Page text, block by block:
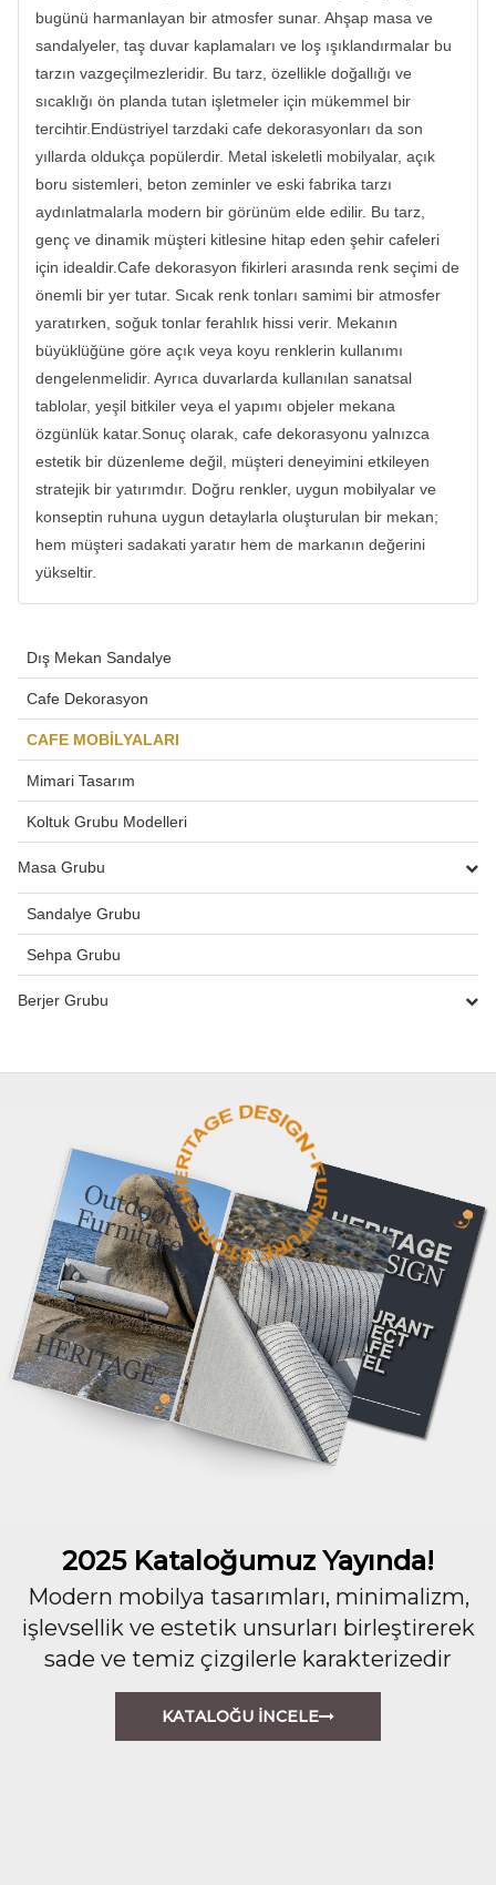
bugünü harmanlayan bir atmosfer sunar. Ahşap masa ve
sandalyeler, taş duvar kaplamaları ve loş ışıklandırmalar bu
tarzın vazgeçilmezleridir. Bu tarz, özellikle doğallığı ve
sıcaklığı ön planda tutan işletmeler için mükemmel bir
tercihtir.Endüstriyel tarzdaki cafe dekorasyonları da son
yıllarda oldukça popülerdir. Metal iskeletli mobilyalar, açık
boru sistemleri, beton zeminler ve eski fabrika tarzı
aydınlatmalarla modern bir görünüm elde edilir. Bu tarz,
genç ve dinamik müşteri kitlesine hitap eden şehir cafeleri
için idealdir.Cafe dekorasyon fikirleri arasında renk seçimi de
önemli bir yer tutar. Sıcak renk tonları samimi bir atmosfer
yaratırken, soğuk tonlar ferahlık hissi verir. Mekanın
büyüklüğüne göre açık veya koyu renklerin kullanımı
dengelenmelidir. Ayrıca duvarlarda kullanılan sanatsal
tablolar, yeşil bitkiler veya el yapımı objeler mekana
özgünlük katar.Sonuç olarak, cafe dekorasyonu yalnızca
estetik bir düzenleme değil, müşteri deneyimini etkileyen
stratejik bir yatırımdır. Doğru renkler, uygun mobilyalar ve
konseptin ruhuna uygun detaylarla oluşturulan bir mekan;
hem müşteri sadakati yaratır hem de markanın değerini
yükseltir.
Dış Mekan Sandalye
Cafe Dekorasyon
CAFE MOBİLYALARI
Mimari Tasarım
Koltuk Grubu Modelleri
Masa Grubu
Sandalye Grubu
Sehpa Grubu
Berjer Grubu
2025 Kataloğumuz Yayında!
Modern mobilya tasarımları, minimalizm,
işlevsellik ve estetik unsurları birleştirerek
sade ve temiz çizgilerle karakterizedir
KATALOĞU İNCELE